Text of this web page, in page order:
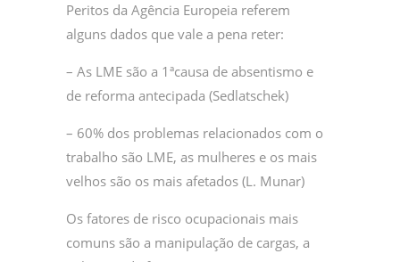
Peritos da Agência Europeia referem
alguns dados que vale a pena reter:
– As LME são a 1ªcausa de absentismo e
de reforma antecipada (Sedlatschek)
– 60% dos problemas relacionados com o
trabalho são LME, as mulheres e os mais
velhos são os mais afetados (L. Munar)
Os fatores de risco ocupacionais mais
comuns são a manipulação de cargas, a